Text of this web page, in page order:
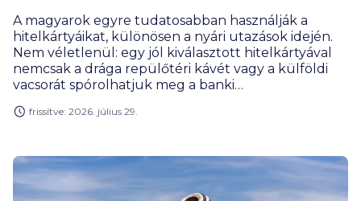
A magyarok egyre tudatosabban használják a
hitelkártyáikat, különösen a nyári utazások idején.
Nem véletlenül: egy jól kiválasztott hitelkártyával
nemcsak a drága repülőtéri kávét vagy a külföldi
vacsorát spórolhatjuk meg a banki
igényelhető utasbiztosítások révén a
frissítve: 2026. július 29.